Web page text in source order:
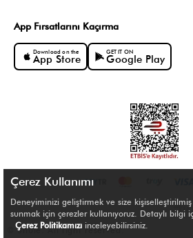
App Fırsatlarını Kaçırma
Download on the
App Store
GET IT ON
Google Play
© Shule. All right reserved.
Çerez Kullanımı
Deneyiminizi geliştirmek ve size
sunmak için çerezler kullanıyoruz. Detaylı bilgi
Çerez Politikamızı inceleyebilirsiniz.